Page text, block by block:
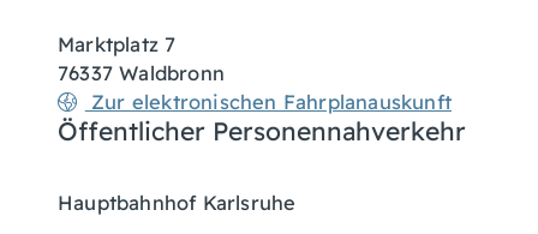
Marktplatz 7
76337 Waldbronn
Zur elektronischen Fahrplanauskunft
Öffentlicher Personennahverkehr
Hauptbahnhof Karlsruhe